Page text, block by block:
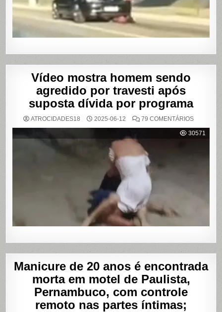
SHOWS
SÃO
PAULO
Vídeo mostra homem sendo
agredido por travesti após
suposta dívida por programa
ATROCIDADES18 2025-06-12 79 COMENTÁRIOSEM
MOSTRA
HOMEM
30571
Manicure de 20 anos é encontrada
morta em motel de Paulista,
Pernambuco, com controle
remoto nas partes íntimas;